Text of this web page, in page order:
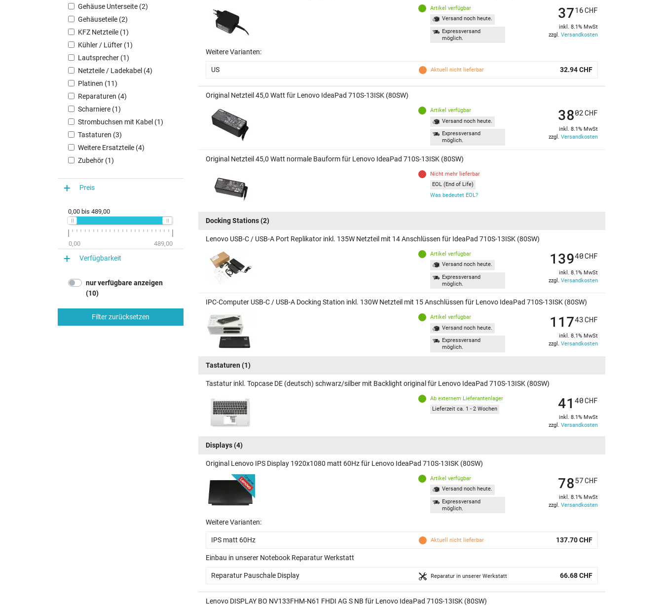
Gehäuse Unterseite (2)
Gehäuseteile (2)
KFZ Netzteile (1)
Kühler / Lüfter (1)
Lautsprecher (1)
Netzteile / Ladekabel (4)
Platinen (11)
Reparaturen (4)
Scharniere (1)
Strombuchsen mit Kabel (1)
Tastaturen (3)
Weitere Ersatzteile (4)
Zubehör (1)
Preis
0,00 bis 489,00
0,00 489,00
Verfügbarkeit
nur verfügbare anzeigen
(10)
Filter zurücksetzen
Artikel verfügbar
Versand noch heute.
Expressversand
möglich.
3716CHF
inkl. 8.1% MwSt
zzgl. Versandkosten
Weitere Varianten:
US Aktuell nicht lieferbar 32.94 CHF
Original Netzteil 45,0 Watt für Lenovo IdeaPad 710S-13ISK (80SW)
Artikel verfügbar
Versand noch heute.
Expressversand
möglich.
3802CHF
inkl. 8.1% MwSt
zzgl. Versandkosten
Original Netzteil 45,0 Watt normale Bauform für Lenovo IdeaPad 710S-13ISK (80SW)
Nicht mehr lieferbar
EOL (End of Life)
Was bedeutet EOL?
Docking Stations(2)
Lenovo USB-C / USB-A Port Replikator inkl. 135W Netzteil mit 14 Anschlüssen für IdeaPad 710S-13ISK (80SW)
Artikel verfügbar
Versand noch heute.
Expressversand
möglich.
13940CHF
inkl. 8.1% MwSt
zzgl. Versandkosten
IPC-Computer USB-C / USB-A Docking Station inkl. 130W Netzteil mit 15 Anschlüssen für Lenovo IdeaPad 710S-13ISK (80SW)
Artikel verfügbar
Versand noch heute.
Expressversand
möglich.
11743CHF
inkl. 8.1% MwSt
zzgl. Versandkosten
Tastaturen (1)
Tastatur inkl. Topcase DE (deutsch) schwarz/silber mit Backlight original für Lenovo IdeaPad 710S-13ISK (80SW)
Ab externem Lieferantenlager
Lieferzeit ca. 1 - 2 Wochen
4140CHF
inkl. 8.1% MwSt
zzgl. Versandkosten
Displays(4)
Original Lenovo IPS Display 1920x1080 matt 60Hz für Lenovo IdeaPad 710S-13ISK (80SW)
Artikel verfügbar
Versand noch heute.
Expressversand
möglich.
7857CHF
inkl. 8.1% MwSt
zzgl. Versandkosten
Weitere Varianten:
IPS matt 60Hz Aktuell nicht lieferbar 137.70 CHF
Einbau in unserer Notebook Reparatur Werkstatt
Reparatur Pauschale Display Reparatur in unserer Werkstatt 66.68 CHF
Lenovo DISPLAY BO NV133FHM-N61 FHDI AG S NB für Lenovo IdeaPad 710S-13ISK (80SW)